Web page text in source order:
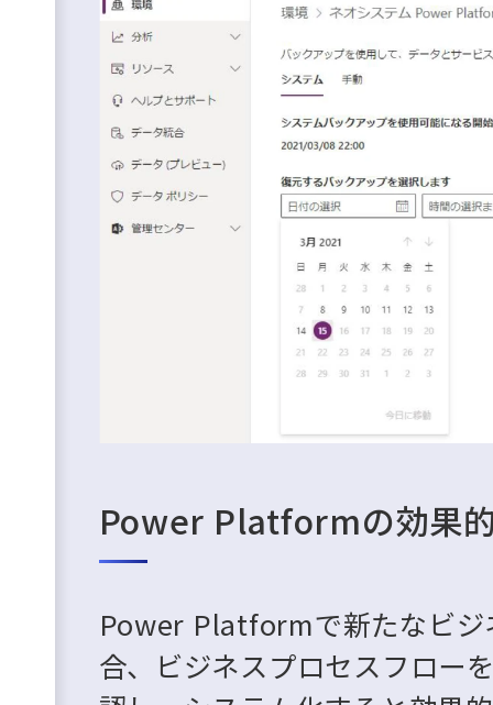
Power Platformの効果
Power Platformで新たなビジ
合、ビジネスプロセスフロー